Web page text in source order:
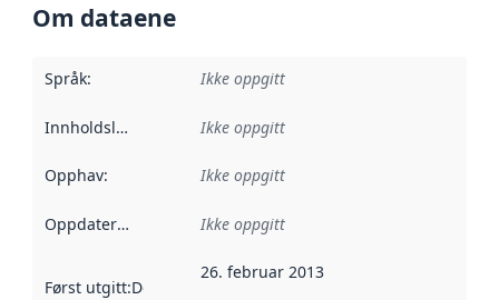
Om dataene
Språk: Ikke oppgitt
Innholdsleverandører :
Ikke oppgitt
Opphav: Ikke oppgitt
Oppdateringsfrekvens :
Ikke oppgitt
Først utgitt:Denne datoen sier når dataene i dette
26. februar 2013